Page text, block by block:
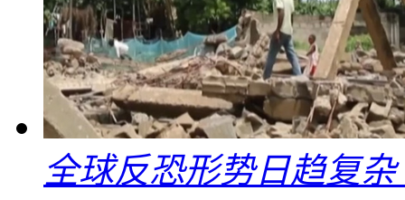
全球反恐形势日趋复